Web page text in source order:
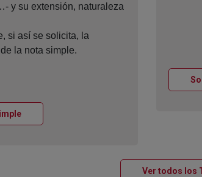
y su extensión, naturaleza
si así se solicita, la
la nota simple.
Ventana nueva
Ver todos los